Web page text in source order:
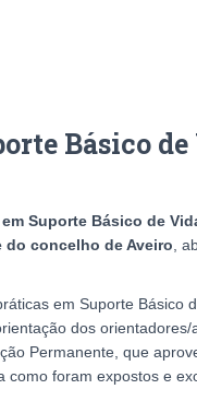
Básico
Suporte Básico de
concelho de Aveiro ,
em Suporte Básico
dos
Permanente, que
foram expostos e